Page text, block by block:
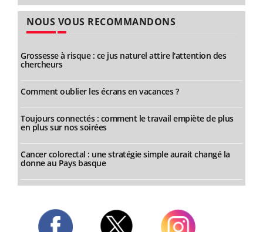
NOUS VOUS RECOMMANDONS
Grossesse à risque : ce jus naturel attire l'attention des
chercheurs
Comment oublier les écrans en vacances ?
Toujours connectés : comment le travail empiète de plus
en plus sur nos soirées
Cancer colorectal : une stratégie simple aurait changé la
donne au Pays basque